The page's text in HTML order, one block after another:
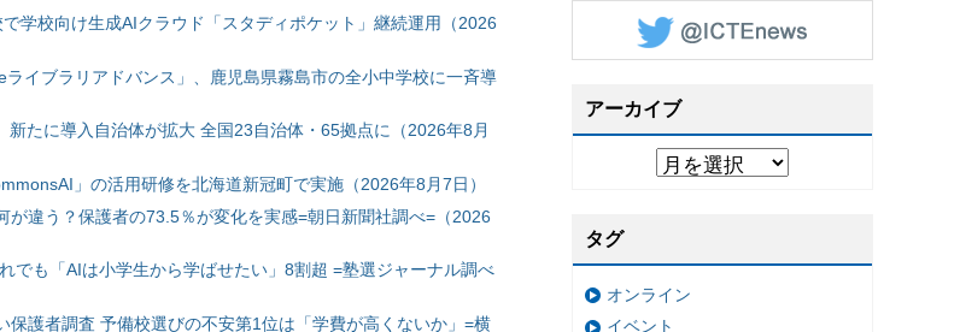
学校向け生成AIクラウド「スタディポケット」継続運用（2026
イブラリアドバンス」、鹿児島県霧島市の全小中学校に一斉導
新たに導入自治体が拡大 全国23自治体・65拠点に（2026年8月
」の活用研修を北海道新冠町で実施（2026年8月7日）
が違う？保護者の73.5％が変化を実感=朝日新聞社調べ=（2026
でも「AIは小学生から学ばせたい」8割超 =塾選ジャーナル調べ
保護者調査 予備校選びの不安第1位は「学費が高くないか」=横
アーカイブ
タグ
オンライン
イベント